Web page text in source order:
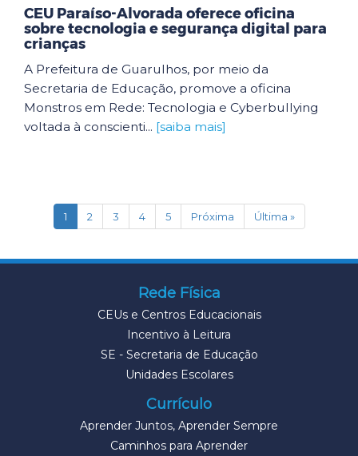
CEU Paraíso-Alvorada oferece oficina
sobre tecnologia e segurança digital para
crianças
A Prefeitura de Guarulhos, por meio da
Secretaria de Educação, promove a oficina
Monstros em Rede: Tecnologia e Cyberbullying
voltada à conscienti... [saiba mais]
1(current)
2 3 4 5 Próxima Última »
Rede Física
CEUs e Centros Educacionais
Incentivo à Leitura
SE - Secretaria de Educação
Unidades Escolares
Currículo
Aprender Juntos, Aprender Sempre
Caminhos para Aprender